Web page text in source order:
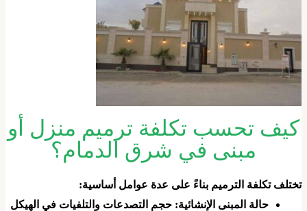
كيف تحسب تكلفة ترميم منزل أو
مبنى في شرق الدمام؟
تكلفة الترميم بناءً على عدة عوامل أساسية:
​حالة المبنى الإنشائية: حجم التصدعات والتلفيات في الهيكل